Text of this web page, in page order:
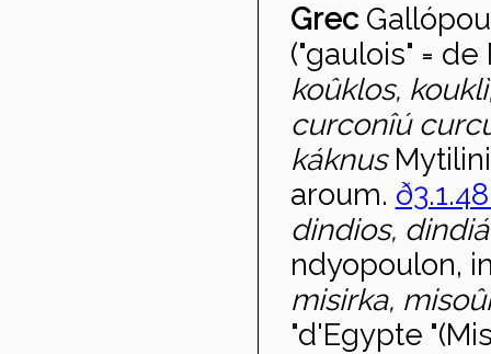
Grec Gall
("gaulois" =
koûklos,
curconîú
káknus
aroum.
dindios, dindi
ndyopoulon,
misirka, miso
"d'Egypte